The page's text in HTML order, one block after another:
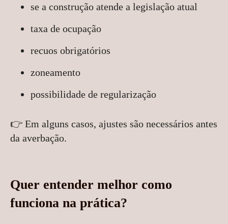
se a construção atende a legislação atual
taxa de ocupação
recuos obrigatórios
zoneamento
possibilidade de regularização
👉 Em alguns casos, ajustes são necessários antes
da averbação.
Quer entender melhor como
funciona na prática?